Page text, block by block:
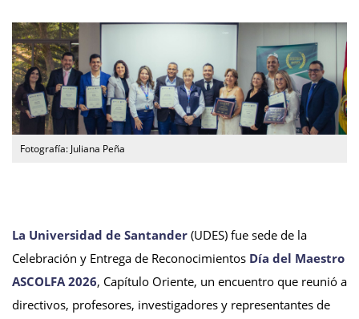
Fotografía: Juliana Peña
La Universidad de Santander (UDES) fue sede de la
Celebración y Entrega de Reconocimientos Día del Maestro
ASCOLFA 2026, Capítulo Oriente, un encuentro que reunió a
directivos, profesores, investigadores y representantes de